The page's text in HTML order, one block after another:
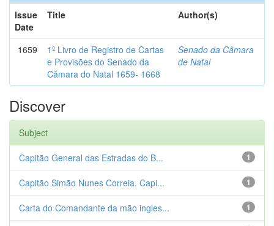
Issue
Date
Title Author(s)
1659
1º Livro de Registro de Cartas
e Provisões do Senado da
Câmara do Natal 1659- 1668
Senado da Câmara
de Natal
Discover
Subject
1
Capitão General das Estradas do B...
1
Capitão Simão Nunes Correia. Capi...
1
Carta do Comandante da mão ingles...